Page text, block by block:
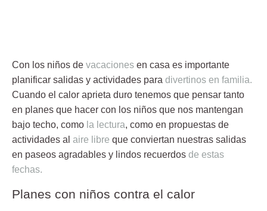
Con los niños de vacaciones en casa es importante
planificar salidas y actividades para divertinos en familia.
Cuando el calor aprieta duro tenemos que pensar tanto
en planes que hacer con los niños que nos mantengan
bajo techo, como la lectura, como en propuestas de
actividades al aire libre que conviertan nuestras salidas
en paseos agradables y lindos recuerdos de estas
fechas.
Planes con niños contra el calor